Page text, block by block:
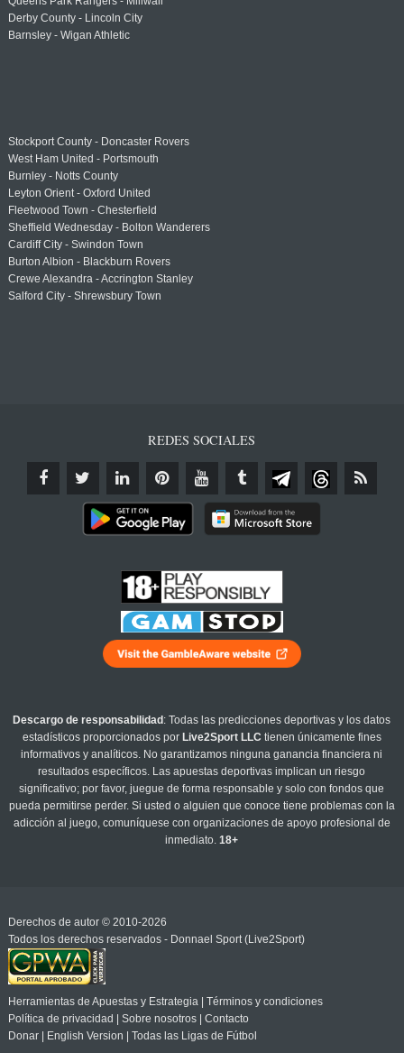
Derby County - Lincoln City
Barnsley - Wigan Athletic
Stockport County - Doncaster Rovers
West Ham United - Portsmouth
Burnley - Notts County
Leyton Orient - Oxford United
Fleetwood Town - Chesterfield
Sheffield Wednesday - Bolton Wanderers
Cardiff City - Swindon Town
Burton Albion - Blackburn Rovers
Crewe Alexandra - Accrington Stanley
Salford City - Shrewsbury Town
REDES SOCIALES
Descargo de responsabilidad : Todas las predicciones deportivas y los datos
estadísticos proporcionados por Live2Sport LLC tienen únicamente fines
informativos y analíticos. No garantizamos ninguna ganancia financiera ni
resultados específicos. Las apuestas deportivas implican un riesgo
significativo; por favor, juegue de forma responsable y solo con fondos que
pueda permitirse perder. Si usted o alguien que conoce tiene problemas con la
adicción al juego, comuníquese con organizaciones de apoyo profesional de
inmediato.18+
Derechos de autor © 2010-2026
Todos los derechos reservados - Donnael Sport (Live2Sport)
Herramientas de Apuestas y Estrategia| Términos y condiciones
Política de privacidad
Sobre nosotros| Contacto
Donar| English Version Todas las Ligas de Fútbol